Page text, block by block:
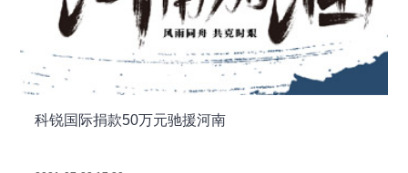
科锐国际捐款50万元驰援河南